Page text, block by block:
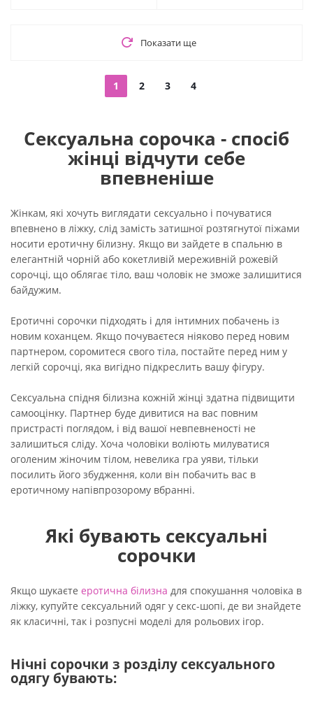
Показати ще
1 2 3 4
Сексуальна сорочка - спосіб
жінці відчути себе
впевненіше
Жінкам, які хочуть виглядати сексуально і почуватися
впевнено в ліжку, слід замість затишної розтягнутої піжами
носити еротичну білизну. Якщо ви зайдете в спальню в
елегантній чорній або кокетливій мереживній рожевій
сорочці, що облягає тіло, ваш чоловік не зможе залишитися
байдужим.
Еротичні сорочки підходять і для інтимних побачень із
новим коханцем. Якщо почуваєтеся ніяково перед новим
партнером, соромитеся свого тіла, постайте перед ним у
легкій сорочці, яка вигідно підкреслить вашу фігуру.
Сексуальна спідня білизна кожній жінці здатна підвищити
самооцінку. Партнер буде дивитися на вас повним
пристрасті поглядом, і від вашої невпевненості не
залишиться сліду. Хоча чоловіки воліють милуватися
оголеним жіночим тілом, невелика гра уяви, тільки
посилить його збудження, коли він побачить вас в
еротичному напівпрозорому вбранні.
Які бувають сексуальні
сорочки
Якщо шукаєте еротична білизна для спокушання чоловіка в
ліжку, купуйте сексуальний одяг у секс-шопі, де ви знайдете
як класичні, так і розпусні моделі для рольових ігор.
Нічні сорочки з розділу сексуального
одягу бувають: